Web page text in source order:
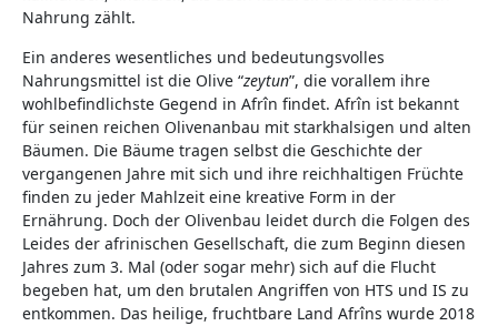
Nahrung zählt.
Ein anderes wesentliches und bedeutungsvolles
Nahrungsmittel ist die Olive “zeytun”, die vorallem ihre
wohlbefindlichste Gegend in Afrîn findet. Afrîn ist bekannt
für seinen reichen Olivenanbau mit starkhalsigen und alten
Bäumen. Die Bäume tragen selbst die Geschichte der
vergangenen Jahre mit sich und ihre reichhaltigen Früchte
finden zu jeder Mahlzeit eine kreative Form in der
Ernährung. Doch der Olivenbau leidet durch die Folgen des
Leides der afrinischen Gesellschaft, die zum Beginn diesen
Jahres zum 3. Mal (oder sogar mehr) sich auf die Flucht
begeben hat, um den brutalen Angriffen von HTS und IS zu
entkommen. Das heilige, fruchtbare Land Afrîns wurde 2018